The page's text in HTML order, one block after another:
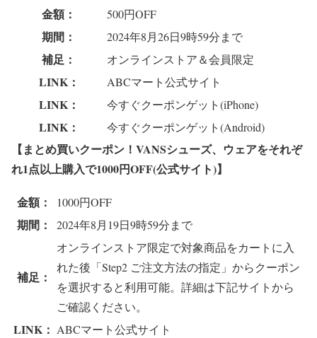
金額： 500円OFF
期間： 2024年8月26日9時59分まで
補足： オンラインストア＆会員限定
LINK： ABCマート公式サイト
LINK： 今すぐクーポンゲット(iPhone)
LINK： 今すぐクーポンゲット(Android)
【まとめ買いクーポン！VANSシューズ、ウェアをそれぞ
れ1点以上購入で1000円OFF(公式サイト)】
金額： 1000円OFF
期間： 2024年8月19日9時59分まで
補足：
オンラインストア限定で対象商品をカートに入
れた後「Step2 ご注文方法の指定」からクーポン
を選択すると利用可能。詳細は下記サイトから
ご確認ください。
LINK： ABCマート公式サイト